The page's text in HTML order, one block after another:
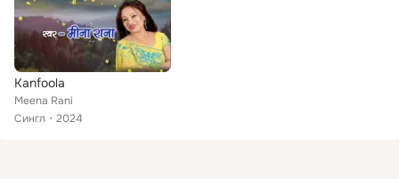
Kanfoola
Meena Rani
Сингл
2024